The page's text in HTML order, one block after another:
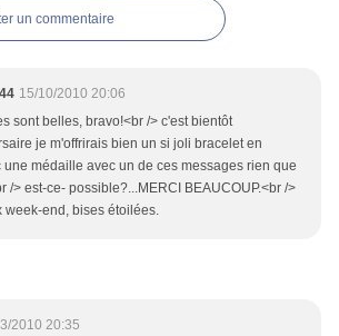
un commentaire
15/10/2010 20:06
sont belles, bravo!<br /> c'est bientôt
je m'offrirais bien un si joli bracelet en
une médaille avec un de ces messages rien que
/> est-ce- possible?...MERCI BEAUCOUP.<br />
week-end, bises étoilées.
2010 20:35